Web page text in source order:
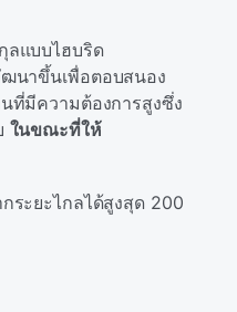
ลแบบไฮบริด
นาขึ้นเพื่อตอบสนอง
ที่มีความต้องการสูงซึ่ง
ในขณะที่ให้
ระยะไกลได้สูงสุด 200